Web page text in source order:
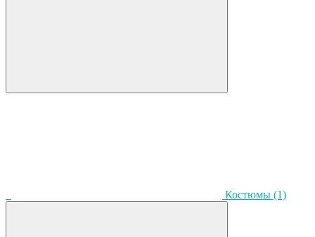
Костюмы (1)